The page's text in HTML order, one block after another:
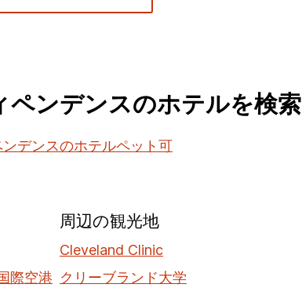
ペンデンスのホテルを検索
ンデンスのホテルペット可
際空港
周辺の観光地
Cleveland Clinic
クリーブランド大学